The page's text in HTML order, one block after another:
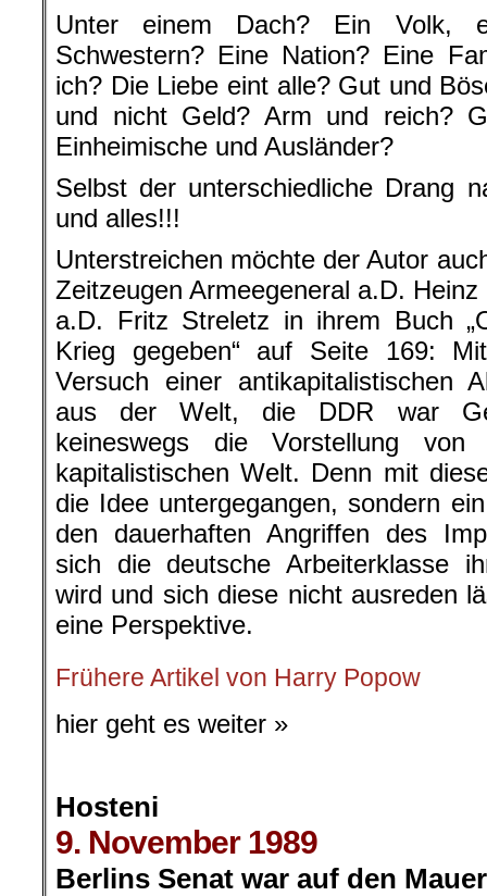
Unter einem Dach? Ein Volk,
Schwestern? Eine Nation? Eine
ich? Die Liebe eint alle? Gut und
und nicht Geld? Arm und reich?
Einheimische und Ausländer?
Selbst der unterschiedliche Drang
und alles!!!
Unterstreichen möchte der Autor
Zeitzeugen Armeegeneral a.D.
a.D. Fritz Streletz in ihrem Buch
Krieg gegeben“ auf Seite 169:
Versuch einer antikapitalistischen
aus der Welt, die DDR war
keineswegs die Vorstellung
kapitalistischen Welt. Denn mit
die Idee untergegangen, sondern
den dauerhaften Angriffen des
sich die deutsche Arbeiterklasse
wird und sich diese nicht ausreden
eine Perspektive.
Frühere Artikel von Harry Popow
hier geht es weiter »
Hosteni
9. November 1989
Berlins Senat war auf den